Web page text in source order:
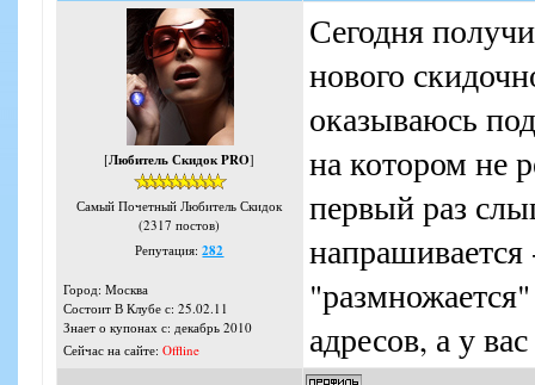
[Любитель Скидок PRO]
Самый Почетный Любитель Скидок
(2317 постов)
Репутация:282
Город: Москва
Состоит В Клубе с: 25.02.11
Знает о купонах с: декабрь 2010
Сейчас на сайте: Offline
Сегодня
нового
оказываюсь
на котором не
первый раз
адресов, а у